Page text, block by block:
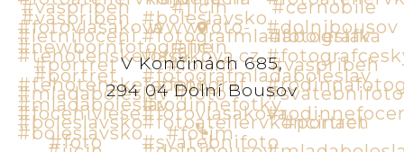
V Končinách 685,
294 04 Dolní Bousov